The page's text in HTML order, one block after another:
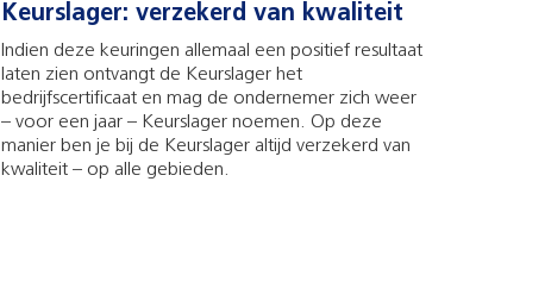
Keurslager: verzekerd van kwaliteit
Indien deze keuringen allemaal een positief resultaat
laten zien ontvangt de Keurslager het
bedrijfscertificaat en mag de ondernemer zich weer
– voor een jaar – Keurslager noemen. Op deze
manier ben je bij de Keurslager altijd verzekerd van
kwaliteit – op alle gebieden.